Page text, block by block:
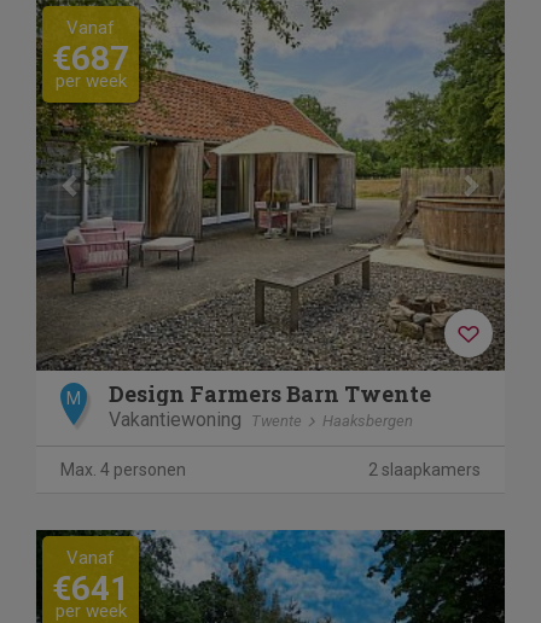
Previous Next
Vanaf
€687
per week
M Design Farmers Barn Twente
Vakantiewoning Twente Haaksbergen
Max. 4 personen 2 slaapkamers
Previous Next
Vanaf
€641
per week